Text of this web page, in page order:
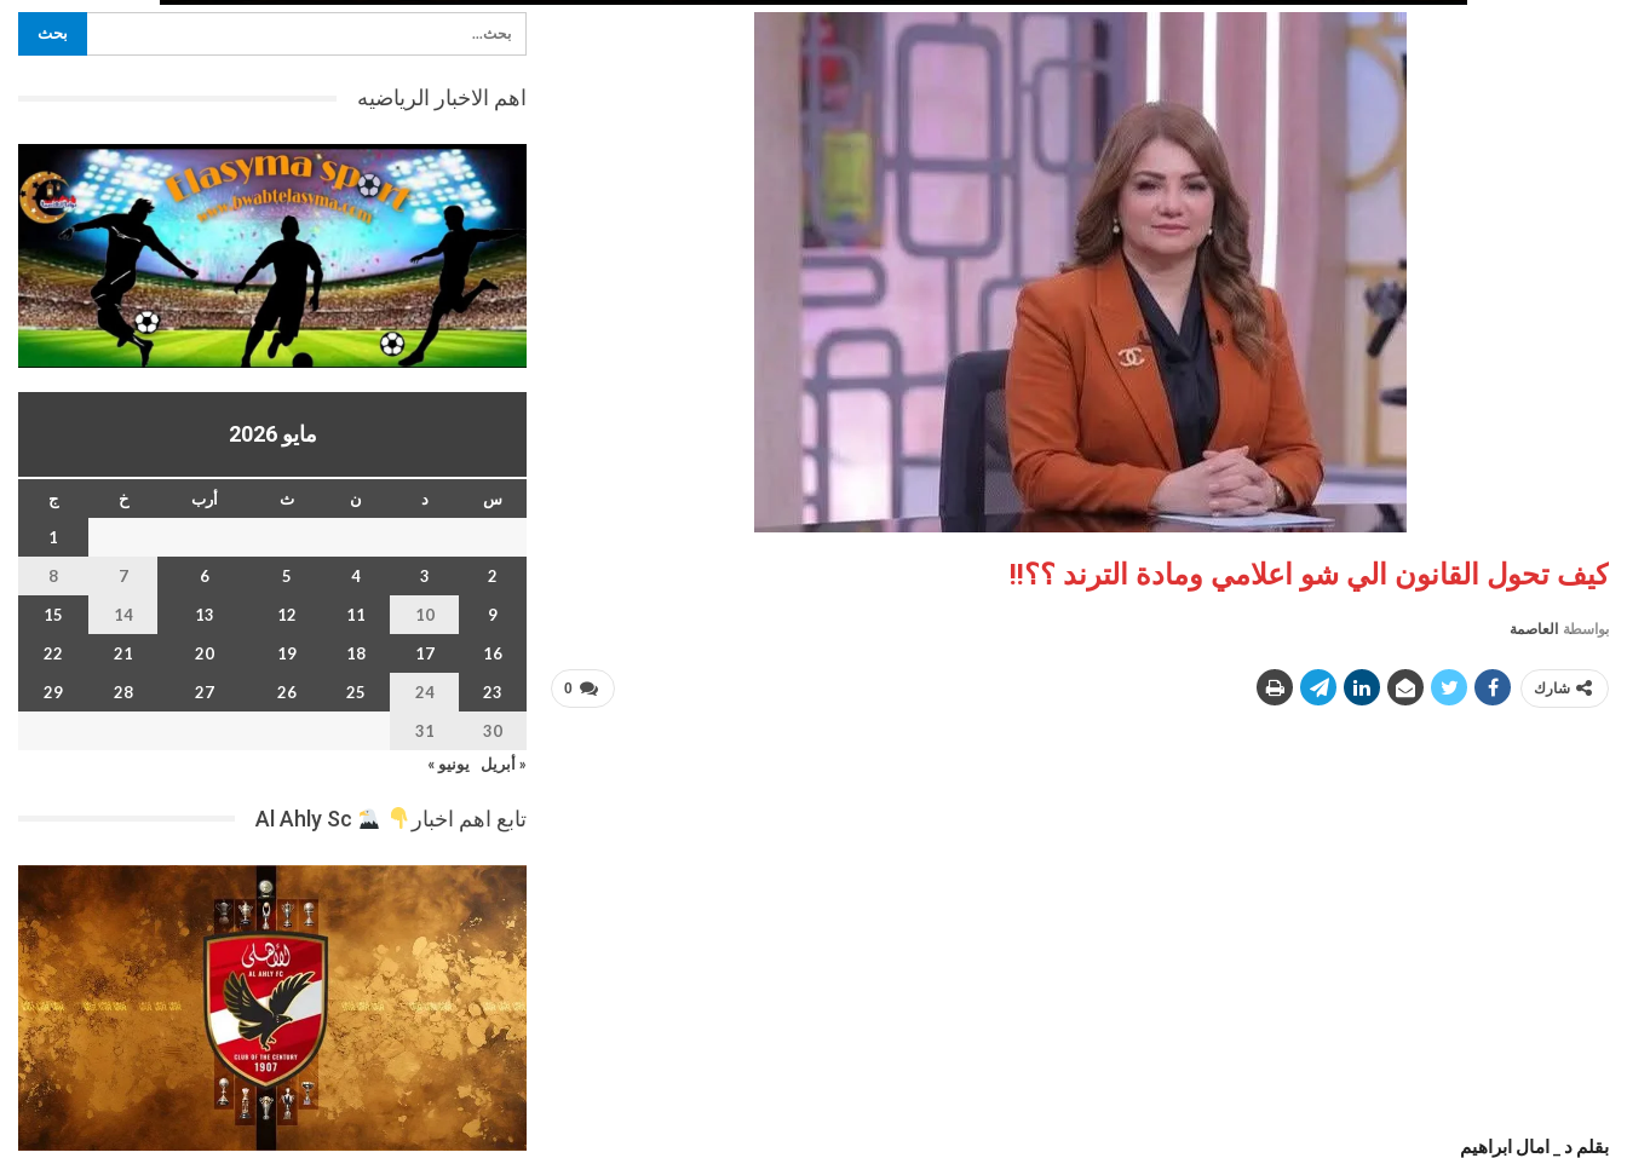
كيف تحول القانون الي شو اعلامي ومادة الترند ؟؟!!
بواسطة العاصمة
0 شارك
بقلم د _ امال ابراهيم
اهم الاخبار الرياضيه
مايو 2026
س د ن ث أرب خ
ج
1
2
3
4
5
6
7
8
9
10
11
12
13
14
15
16
17
18
19
20
21
22
23
24
25
26
27
28
29
30
31
« أبريل
يونيو »
تابع اهم اخبار